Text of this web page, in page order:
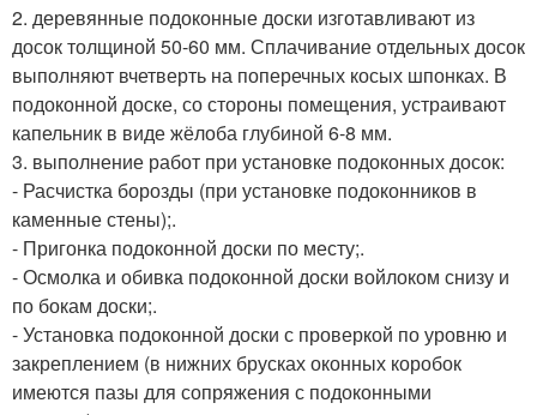
2. деревянные подоконные доски изготавливают из
досок толщиной 50-60 мм. Сплачивание отдельных досок
выполняют вчетверть на поперечных косых шпонках. В
подоконной доске, со стороны помещения, устраивают
капельник в виде жёлоба глубиной 6-8 мм.
3. выполнение работ при установке подоконных досок:
- Расчистка борозды (при установке подоконников в
каменные стены);.
- Пригонка подоконной доски по месту;.
- Осмолка и обивка подоконной доски войлоком снизу и
по бокам доски;.
- Установка подоконной доски с проверкой по уровню и
закреплением (в нижних брусках оконных коробок
имеются пазы для сопряжения с подоконными